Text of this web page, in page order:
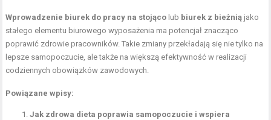
Wprowadzenie biurek do pracy na stojąco lub biurek z bieżnią jako
stałego elementu biurowego wyposażenia ma potencjał znacząco
poprawić zdrowie pracowników. Takie zmiany przekładają się nie tylko na
lepsze samopoczucie, ale także na większą efektywność w realizacji
codziennych obowiązków zawodowych.
Powiązane wpisy:
Jak zdrowa dieta poprawia samopoczucie i wspiera